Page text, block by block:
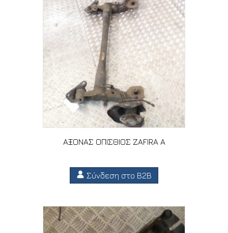
ΑΞΟΝΑΣ ΟΠΙΣΘΙΟΣ ZAFIRA A
Σύνδεση στο B2B